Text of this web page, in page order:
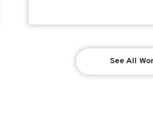
See All